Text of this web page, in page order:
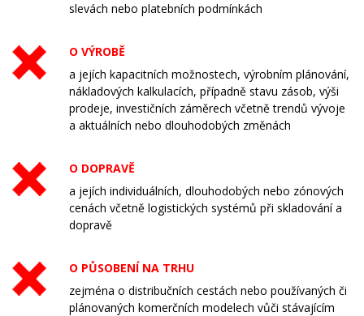
slevách nebo platebních podmínkách
O VÝROBĚ
a jejích kapacitních možnostech, výrobním plánování,
nákladových kalkulacích, případně stavu zásob, výši
prodeje, investičních záměrech včetně trendů vývoje
a aktuálních nebo dlouhodobých změnách
O DOPRAVĚ
a jejích individuálních, dlouhodobých nebo zónových
cenách včetně logistických systémů při skladování a
dopravě
O PŮSOBENÍ NA TRHU
zejména o distribučních cestách nebo používaných či
plánovaných komerčních modelech vůči stávajícím